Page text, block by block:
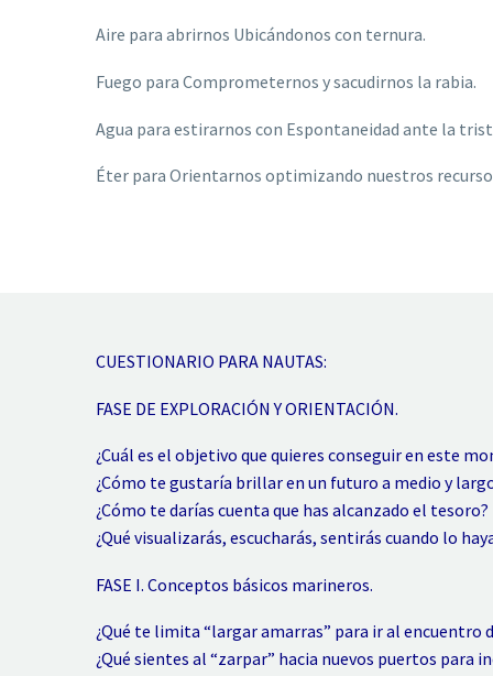
Aire para abrirnos Ubicándonos con ternura.
Fuego para Comprometernos y sacudirnos la rabia.
Agua para estirarnos con Espontaneidad ante la
Éter para Orientarnos optimizando nuestros
CUESTIONARIO PARA NAUTAS:
FASE DE EXPLORACIÓN Y ORIENTACIÓN.
¿Cuál es el objetivo que quieres conseguir en este
¿Cómo te gustaría brillar en un futuro a medio y
¿Cómo te darías cuenta que has alcanzado el tesoro?
¿Qué visualizarás, escucharás, sentirás cuando lo
FASE I. Conceptos básicos marineros.
¿Qué te limita “largar amarras” para ir al encuentro
¿Qué sientes al “zarpar” hacia nuevos puertos para